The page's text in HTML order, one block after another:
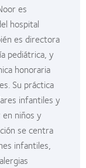
es
hospital
es directora
pediátrica, y
honoraria
Su práctica
infantiles y
niños y
se centra
infantiles,